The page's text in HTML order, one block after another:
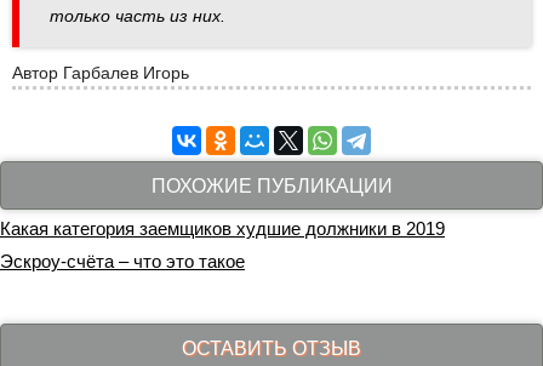
только часть из них.
Автор Гарбалев Игорь
ПОХОЖИЕ ПУБЛИКАЦИИ
Какая категория заемщиков худшие должники в 2019
Эскроу-счёта – что это такое
ОСТАВИТЬ ОТЗЫВ